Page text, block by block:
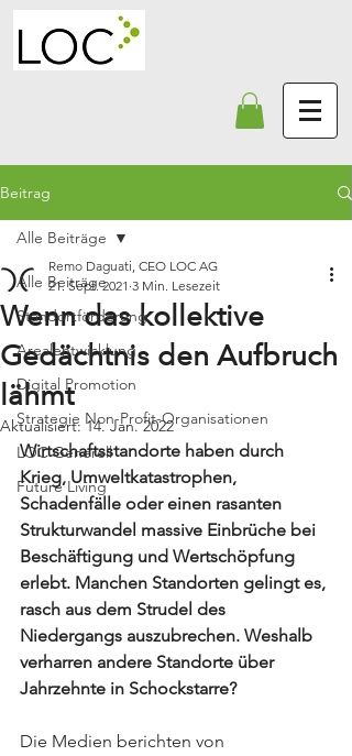
Beitrag
Alle Beiträge
Standortförderung
Arealentwicklung
Digital Promotion
Strategie Non-Profit-Organisationen
LOC Generell
Future Living
Alle Beiträge
Wenn das kollektive
Gedächtnis den Aufbruch
lähmt
Remo Daguati, CEO LOC AG
21. Sept. 2021 3 Min. Lesezeit
Aktualisiert: 14. Jan. 2022
Wirtschaftsstandorte haben durch
Krieg, Umweltkatastrophen,
Schadenfälle oder einen rasanten
Strukturwandel massive Einbrüche bei
Beschäftigung und Wertschöpfung
erlebt. Manchen Standorten gelingt es,
rasch aus dem Strudel des
Niedergangs auszubrechen. Weshalb
verharren andere Standorte über
Jahrzehnte in Schockstarre?
Die Medien berichten von